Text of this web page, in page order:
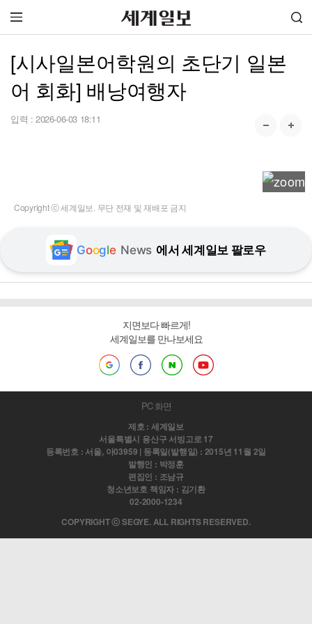
[시사일본어학원의 초단기 일본
어 회화] 배낭여행자
입력 : 2026-06-03 18:11
Copyright ⓒ 세계일보. 무단 전재 및 재배포 금지
Google News 에서 세계일보 팔로우
지면보다 빠르게!
세계일보를 만나보세요
PC 화면
제호 : 세계일보
서울특별시 용산구 서빙고로 17
등록번호 : 서울, 아03959 | 등록일(발행일) : 2015년 11월 2일
발행인 : 박정훈
편집인 : 조남규
청소년보호 책임자 : 김기환
02-2000-1234
COPYRIGHT ⓒ SEGYE. ALL RIGHTS RESERVED.